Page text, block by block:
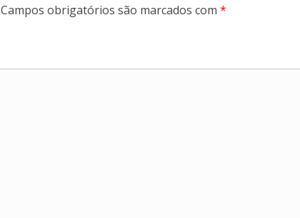
Campos obrigatórios são marcados com *